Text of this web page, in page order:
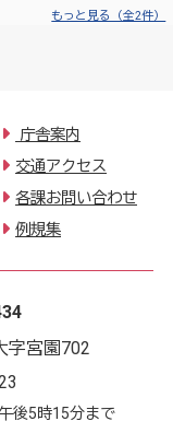
もっと見る（全2件）
庁舎案内
交通アクセス
各課お問い合わせ
例規集
字宮園702
後5時15分まで